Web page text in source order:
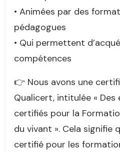
• Animées par des
pédagogues
• Qui permettent
compétences
👉 Nous avons une
Qualicert, intitulée « Des
certifiés pour la
du vivant ». Cela signifie
certifié pour les